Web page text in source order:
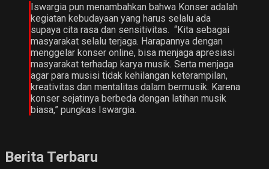
Iswargia pun menambahkan bahwa Konser adalah
kegiatan kebudayaan yang harus selalu ada
supaya cita rasa dan sensitivitas. “Kita sebagai
masyarakat selalu terjaga. Harapannya dengan
menggelar konser online, bisa menjaga apresiasi
masyarakat terhadap karya musik. Serta menjaga
agar para musisi tidak kehilangan keterampilan,
kreativitas dan mentalitas dalam bermusik. Karena
konser sejatinya berbeda dengan latihan musik
biasa,” pungkas Iswargia.
Berita Terbaru